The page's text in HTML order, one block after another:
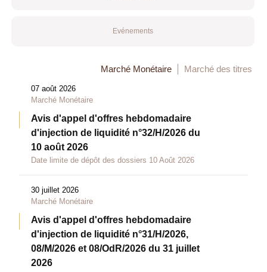
Evénements
Marché Monétaire Marché des titres
07 août 2026
Marché Monétaire
Avis d'appel d'offres hebdomadaire
d'injection de liquidité n°32/H/2026 du
10 août 2026
Date limite de dépôt des dossiers 10 Août 2026
30 juillet 2026
Marché Monétaire
Avis d'appel d'offres hebdomadaire
d'injection de liquidité n°31/H/2026,
08/M/2026 et 08/OdR/2026 du 31 juillet
2026